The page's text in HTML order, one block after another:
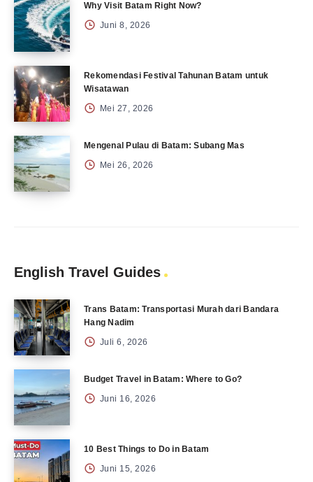
Why Visit Batam Right Now?
Juni 8, 2026
Rekomendasi Festival Tahunan Batam untuk
Wisatawan
Mei 27, 2026
Mengenal Pulau di Batam: Subang Mas
Mei 26, 2026
English Travel Guides
Trans Batam: Transportasi Murah dari Bandara
Hang Nadim
Juli 6, 2026
Budget Travel in Batam: Where to Go?
Juni 16, 2026
10 Best Things to Do in Batam
Juni 15, 2026